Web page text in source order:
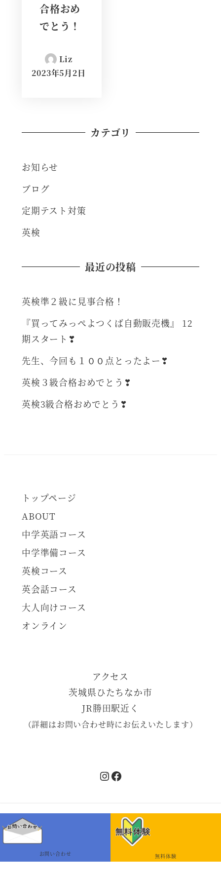
合格おめ
でとう！
Liz
2023年5月2日
カテゴリ
お知らせ
ブログ
定期テスト対策
英検
最近の投稿
英検準２級に見事合格！
『買ってみっぺよつくば自動販売機』 12
期スタート❣
先生、今回も１００点とったよー❣
英検３級合格おめでとう❣
英検3級合格おめでとう❣
トップページ
ABOUT
中学英語コース
中学準備コース
英検コース
英会話コース
大人向けコース
オンライン
アクセス
茨城県ひたちなか市
JR勝田駅近く
（詳細はお問い合わせ時にお伝えいたします）
InstagramFacebook
©︎2022-2026 Liz English Class All right
お問い合わせ 無料体験